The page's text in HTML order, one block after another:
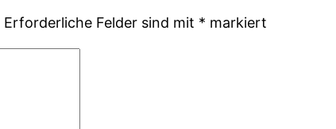
Erforderliche Felder sind mit * markiert